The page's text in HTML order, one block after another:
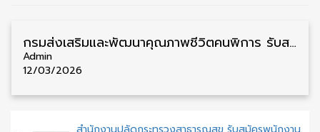
กรมส่งเสริมและพัฒนาคุณภาพชีวิตคนพิการ รับสมัครคัดเลือกพนักงานราชการ วุฒิ ม.3/ม.6/ปวช./ปวส./ป.ตรี หลายจังหวัด 31 อัตรา รับสมัคร 18 – 25 มีนาคม
Admin
12/03/2026